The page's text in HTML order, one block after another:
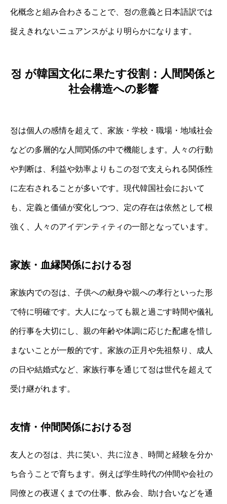
化概念と組み合わさることで、정の意義と日本語訳では
捉えきれないニュアンスがより明らかになります。
정 が韓国文化に果たす役割：人間関係と
社会構造への影響
정は個人の感情を超えて、家族・学校・職場・地域社会
などの多層的な人間関係の中で機能します。人々の行動
や判断は、利益や効率よりもこの정で支えられる関係性
に左右されることが多いです。現代韓国社会において
も、定義と価値が変化しつつ、定の存在は依然として根
強く、人々のアイデンティティの一部となっています。
家族・血縁関係における정
家族内での정は、子供への献身や親への孝行といった形
で特に明確です。大人になっても親と過ごす時間や儀礼
的行事を大切にし、親の年齢や体調に応じた配慮を惜し
まないことが一般的です。家族の正月や先祖祭り、成人
の日や結婚式など、家族行事を通じて정は世代を超えて
受け継がれます。
友情・仲間関係における정
友人との정は、共に笑い、共に泣き、時間と経験を分か
ち合うことで育ちます。例えば学生時代の仲間や会社の
同僚との夜遅くまでの仕事、飲み会、助け合いなどを通